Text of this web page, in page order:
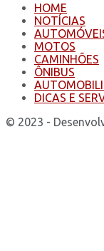
HOME
NOTÍCIAS
MOTOS
CAMINHÕES
ÔNIBUS
DICAS E
© 2023 -